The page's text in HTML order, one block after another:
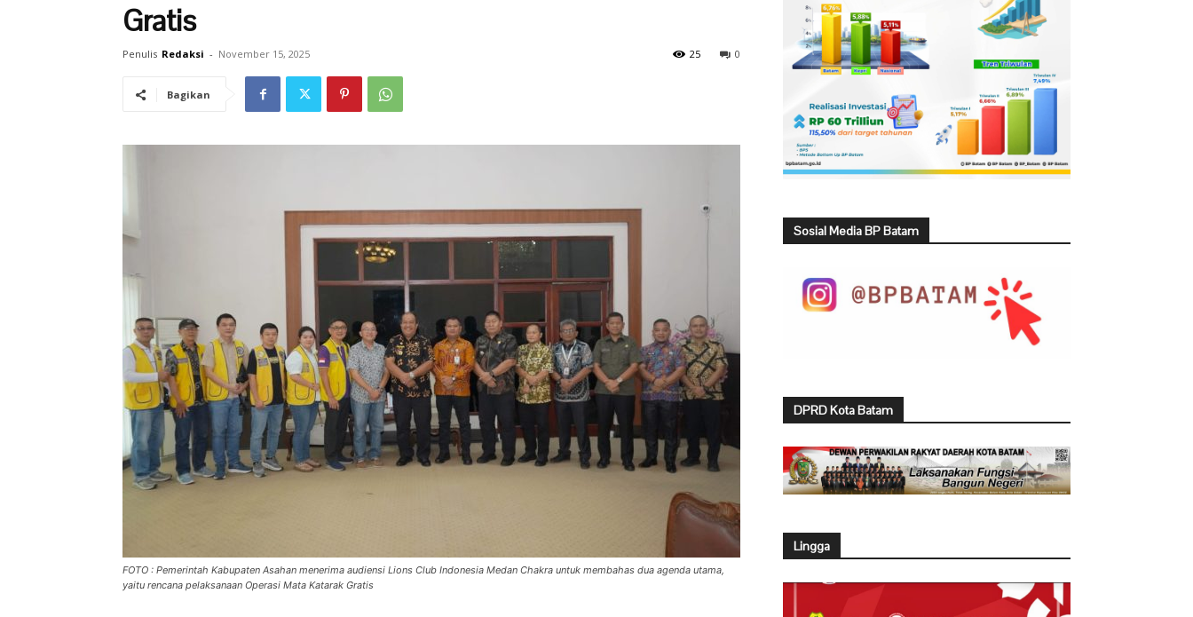
Gratis
Penulis Redaksi - November 15, 2025 0
25
Bagikan
FOTO : Pemerintah Kabupaten Asahan menerima audiensi Lions Club Indonesia Medan Chakra untuk membahas dua agenda utama,
yaitu rencana pelaksanaan Operasi Mata Katarak Gratis
Sosial Media BP Batam
DPRD Kota Batam
Lingga